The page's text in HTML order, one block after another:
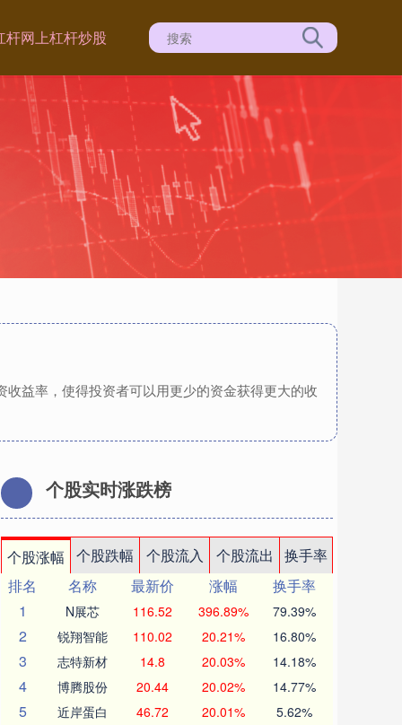
杆网上杠杆炒股
益率，使得投资者可以用更少的资金获得更大的收
个股实时涨跌榜
个股涨幅 个股跌幅 个股流入 个股流出
换手率
排名
名称 最新价 涨幅
换手率
1
N展芯 116.52 396.89% 79.39%
2 锐翔智能 110.02 20.21% 16.80%
3 志特新材 14.8 20.03% 14.18%
4 博腾股份 20.44 20.02% 14.77%
5 近岸蛋白 46.72 20.01% 5.62%